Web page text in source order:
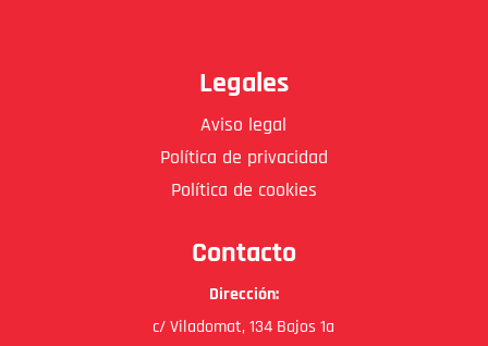
Legales
Aviso legal
Política de privacidad
Política de cookies
Contacto
Dirección:
c/ Viladomat, 134 Bajos 1a